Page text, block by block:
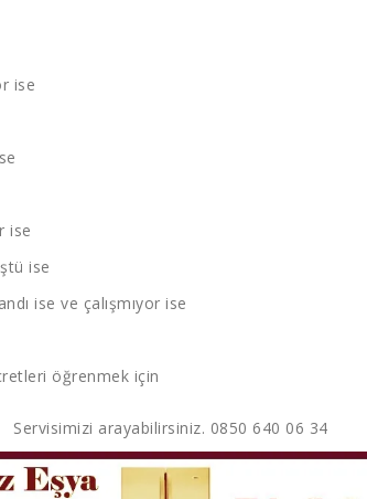
ise
ise
ise
ise ve çalışmıyor ise
öğrenmek için
Servisimizi arayabilirsiniz. 0850 640 06 34